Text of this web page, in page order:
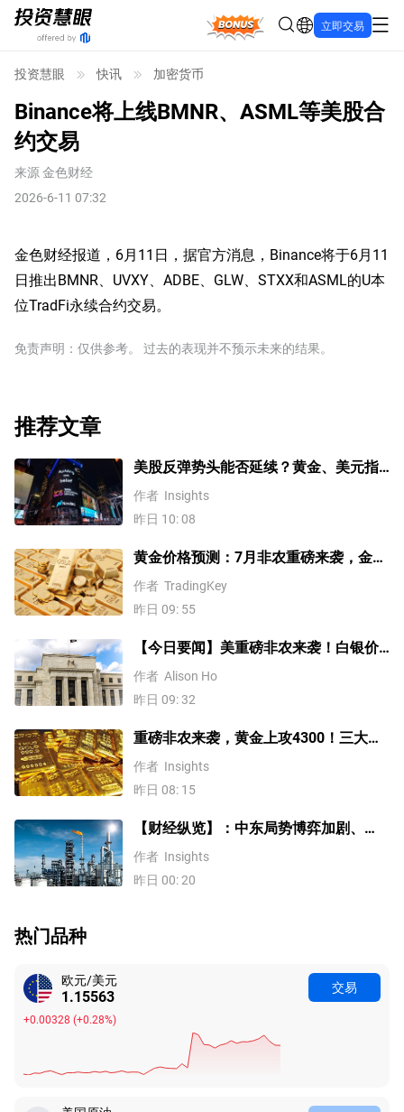
Bonus 立即交易
投资慧眼 快讯 加密货币
Binance将上线BMNR、ASML等美股合
约交易
来源金色财经
2026-6-11 07:32
金色财经报道，6月11日，据官方消息，Binance将于6月11
日推出BMNR、UVXY、ADBE、GLW、STXX和ASML的U本
位TradFi永续合约交易。
免责声明：仅供参考。 过去的表现并不预示未来的结果。
推荐文章
美股反弹势头能否延续？黄金、美元指
数、费半指数、纳指100技术分析
作者 Insights
昨日 10: 08
黄金价格预测：7月非农重磅来袭，金价
站上4300美元后还能涨吗？
作者 TradingKey
昨日 09: 55
【今日要闻】美重磅非农来袭！白银价
格涨4%，黄金创一个多月新高
作者 Alison Ho
昨日 09: 32
重磅非农来袭，黄金上攻4300！三大因
素预示金价升势有望延续
作者 Insights
昨日 08: 15
【财经纵览】：中东局势博弈加剧、
WTI原油涨超4%，10年期美债收益率、
美元反弹，道指终结五连涨！
作者 Insights
昨日 00: 20
热门品种
欧元/美元
1.15563
+0.00328 (+0.28%)
交易